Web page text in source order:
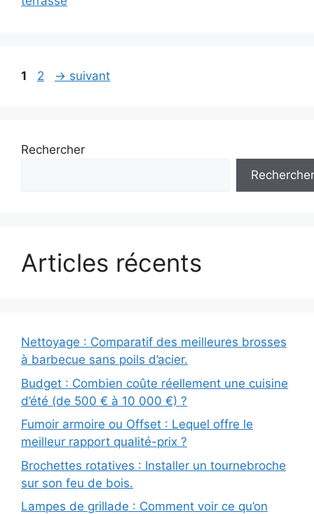
Page
1 Page
2 → suivant
Rechercher
Rechercher
Articles récents
Nettoyage : Comparatif des meilleures brosses
à barbecue sans poils d’acier.
Budget : Combien coûte réellement une cuisine
d’été (de 500 € à 10 000 €) ?
Fumoir armoire ou Offset : Lequel offre le
meilleur rapport qualité-prix ?
Brochettes rotatives : Installer un tournebroche
sur son feu de bois.
Lampes de grillade : Comment voir ce qu’on